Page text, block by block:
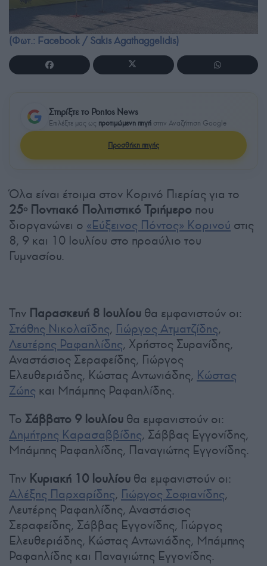
(Φωτ.: Facebook / Sakis Agathaggelidis)
Στηρίξτε το Pontos News
Επιλέξτε μας ως προτιμώμενη πηγή στην Αναζήτηση Google
Προσθήκη πηγής
Όλα είναι έτοιμα στον Κορινό Πιερίας για το
25ο Ποντιακό Πολιτιστικό Τριήμερο που
διοργανώνει ο «Εύξεινος Πόντος» Κορινού στις
8, 9 και 10 Ιουλίου στο προαύλιο του
Γυμνασίου.
Την Παρασκευή 8 Ιουλίου θα εμφανιστούν οι:
Στάθης Νικολαΐδης, Γιώργος Ατματζίδης,
Λευτέρης Ραφαηλίδης, Χρήστος Συρανίδης,
Αναστάσιος Σεραφείδης, Γιώργος
Ελευθεριάδης, Κώστας Αντωνιάδης, Κώστας
Ζώης και Μπάμπης Ραφαηλίδης.
Το Σάββατο 9 Ιουλίου θα εμφανιστούν οι:
Δημήτρης Καρασαββίδης, Σάββας Εγγονίδης,
Μπάμπης Ραφαηλίδης, Παναγιώτης Εγγονίδης.
Την Κυριακή 10 Ιουλίου θα εμφανιστούν οι:
Αλέξης Παρχαρίδης, Γιώργος Σοφιανίδης,
Λευτέρης Ραφαηλίδης, Αναστάσιος
Σεραφείδης, Σάββας Εγγονίδης, Γιώργος
Ελευθεριάδης, Κώστας Αντωνιάδης, Μπάμπης
Ραφαηλίδης και Παναγιώτης Εγγονίδης.